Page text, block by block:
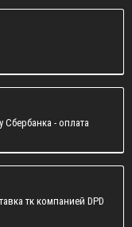
Сбербанка - оплата
тк компанией DPD